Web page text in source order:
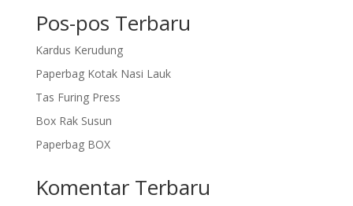
Pos-pos Terbaru
Kardus Kerudung
Paperbag Kotak Nasi Lauk
Tas Furing Press
Box Rak Susun
Paperbag BOX
Komentar Terbaru